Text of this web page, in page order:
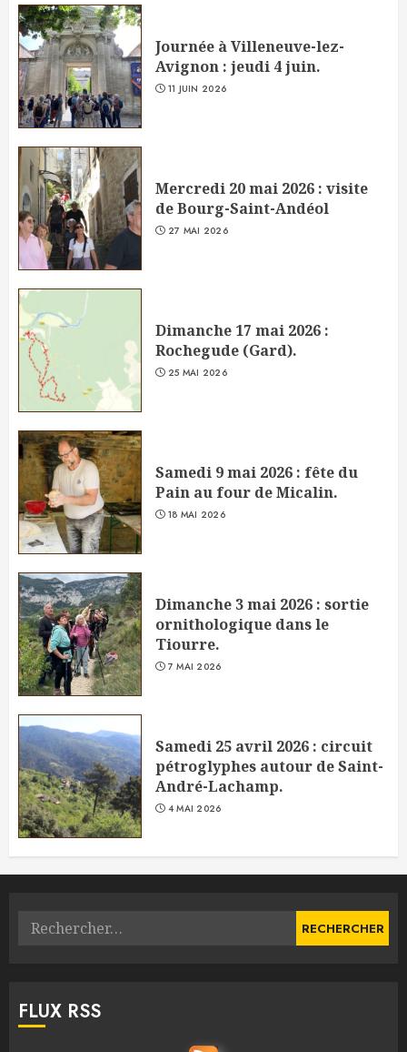
Journée à Villeneuve-lez-
Avignon : jeudi 4 juin.
11 JUIN 2026
Mercredi 20 mai 2026 : visite
de Bourg-Saint-Andéol
27 MAI 2026
Dimanche 17 mai 2026 :
Rochegude (Gard).
25 MAI 2026
Samedi 9 mai 2026 : fête du
Pain au four de Micalin.
18 MAI 2026
Dimanche 3 mai 2026 : sortie
ornithologique dans le
Tiourre.
7 MAI 2026
Samedi 25 avril 2026 : circuit
pétroglyphes autour de Saint-
André-Lachamp.
4 MAI 2026
Rechercher :
FLUX RSS